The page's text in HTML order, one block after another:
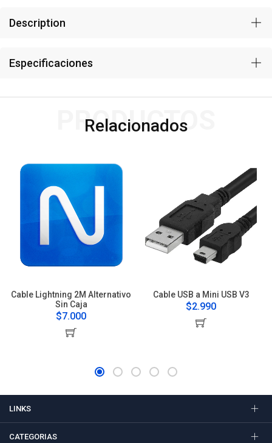
Description
Especificaciones
Relacionados
PRODUCTOS
Cable Lightning 2M Alternativo
Sin Caja
$7.000
Cable USB a Mini USB V3
$2.990
LINKS
CATEGORIAS